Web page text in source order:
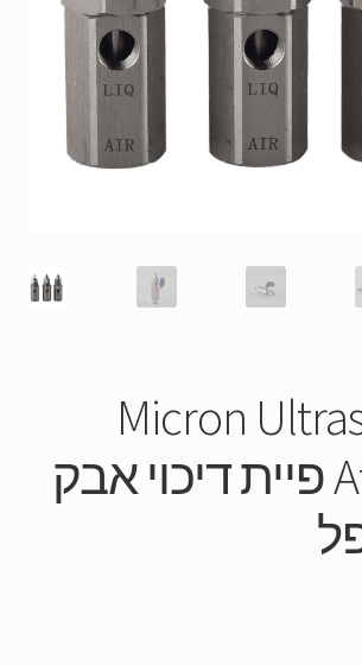
Micron
Atomizer פיית דיכוי אבק